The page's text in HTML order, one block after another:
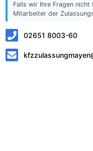
Falls wir Ihre Fragen
Mitarbeiter der
02651 8003-60